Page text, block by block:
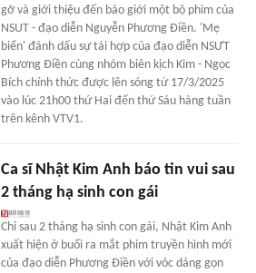
gỡ và giới thiệu đến báo giới một bộ phim của
NSUT - đạo diễn Nguyễn Phương Điền. 'Mẹ
biển' đánh dấu sự tái hợp của đạo diễn NSƯT
Phương Điền cùng nhóm biên kịch Kim - Ngọc
Bích chính thức được lên sóng từ 17/3/2025
vào lúc 21h00 thứ Hai đến thứ Sáu hàng tuần
trên kênh VTV1.
Ca sĩ Nhật Kim Anh báo tin vui sau
2 tháng hạ sinh con gái
Chỉ sau 2 tháng hạ sinh con gái, Nhật Kim Anh
xuất hiện ở buổi ra mắt phim truyền hình mới
của đạo diễn Phương Điền với vóc dáng gọn